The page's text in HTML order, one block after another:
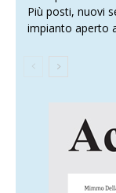
Più posti, nuovi
impianto aperto